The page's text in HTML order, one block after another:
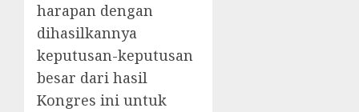
harapan dengan
dihasilkannya
keputusan-keputusan
besar dari hasil
Kongres ini untuk